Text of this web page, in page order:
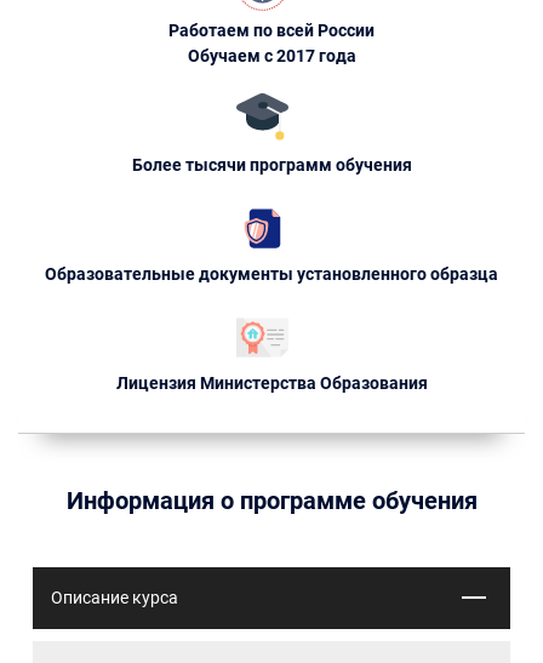
Работаем по всей России
Обучаем с 2017 года
Более тысячи программ обучения
Образовательные документы установленного образца
Лицензия Министерства Образования
Информация о программе обучения
Описание курса